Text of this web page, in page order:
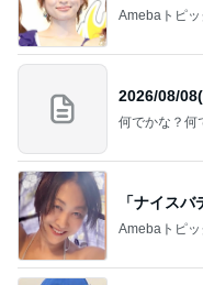
Amebaトピッ
2026/08/
何でかな？何
「ナイス
Amebaトピッ